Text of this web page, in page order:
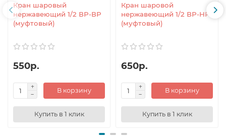
Кран шаровый
нержавеющий 1/2 ВР-ВР
(муфтовый)
550р.
В корзину
Купить в 1 клик
Кран шаровой
нержавеющий 1/2 ВР-НР
(муфтовый)
650р.
В корзину
Купить в 1 клик